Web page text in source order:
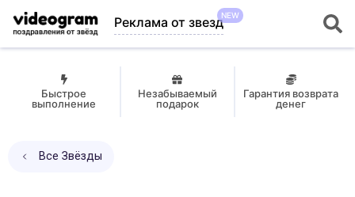
Реклама от звездNEW
Быстрое
выполнение
Незабываемый
подарок
Гарантия возврата
денег
Все Звёзды